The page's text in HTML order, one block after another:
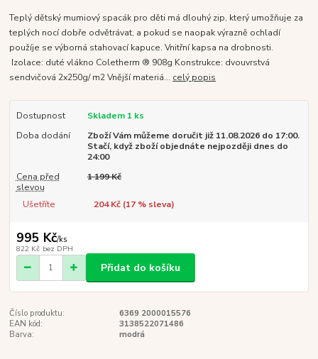
Teplý dětský mumiový spacák pro děti má dlouhý zip, který umožňuje za
teplých nocí dobře odvětrávat, a pokud se naopak výrazně ochladí
použíje se výborná stahovací kapuce. Vnitřní kapsa na drobnosti.
Izolace: duté vlákno Coletherm ® 908g Konstrukce: dvouvrstvá
sendvičová 2x250g/ m2 Vnější materiá... celý popis
Dostupnost
Skladem 1 ks
Doba dodání
Zboží Vám můžeme doručit již 11.08.2026 do 17:00.
Stačí, když zboží objednáte nejpozději dnes do
24:00
Cena před
slevou
1 199 Kč
Ušetříte 204 Kč (17% sleva)
995 Kč/ks
822 Kč bez DPH
Přidat do košíku
Číslo produktu:
6369 2000015576
EAN kód:
3138522071486
Barva:
modrá